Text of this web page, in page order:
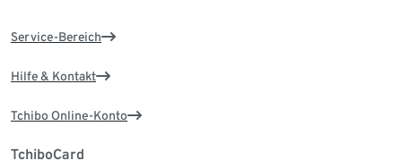
Service-Bereich
Hilfe & Kontakt
Tchibo Online-Konto
TchiboCard